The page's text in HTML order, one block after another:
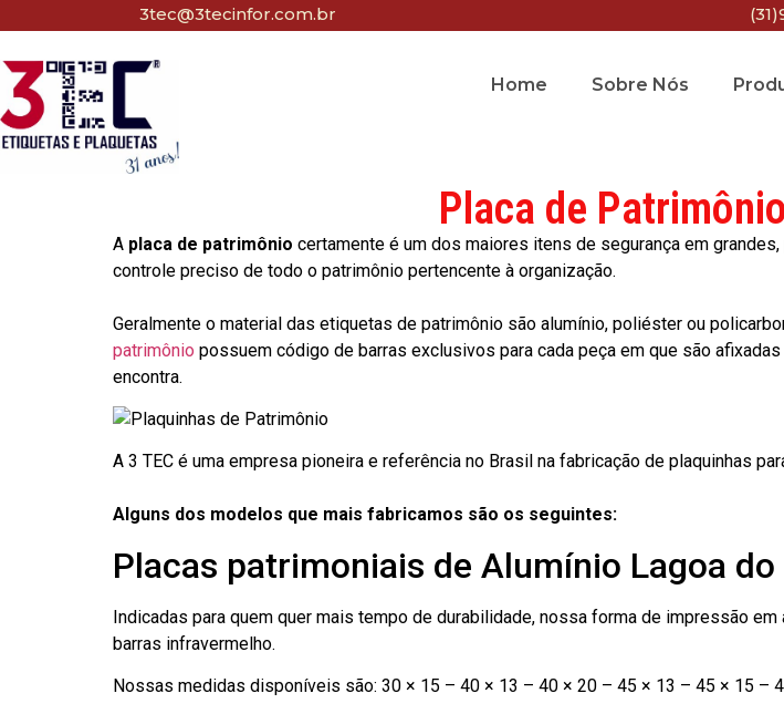
3tec@3tecinfor.com.br
Home Sobre Nós
Placa de
A placa de patrimônio certamente é um dos maiores itens de segurança em
controle preciso de todo o patrimônio pertencente à organização.
Geralmente o material das etiquetas de patrimônio são alumínio, poliéster ou
patrimônio possuem código de barras exclusivos para cada peça em que são
encontra.
A 3 TEC é uma empresa pioneira e referência no Brasil na fabricação de plaquinhas
Alguns dos modelos que mais fabricamos são os seguintes:
Placas patrimoniais de Alumínio Lagoa
Indicadas para quem quer mais tempo de durabilidade, nossa forma de impressão
barras infravermelho.
Nossas medidas disponíveis são: 30 × 15 – 40 × 13 – 40 × 20 – 45 × 13 – 45 × 15 –